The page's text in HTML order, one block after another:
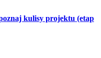
kulisy projektu (etap